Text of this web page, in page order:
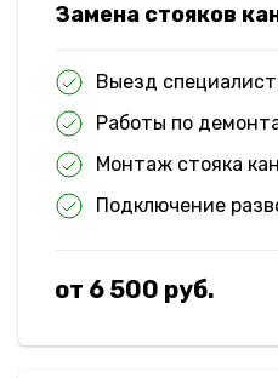
Замена стояков
Выезд
Работы по
Монтаж стояка
Подключение
от 6 500 руб.